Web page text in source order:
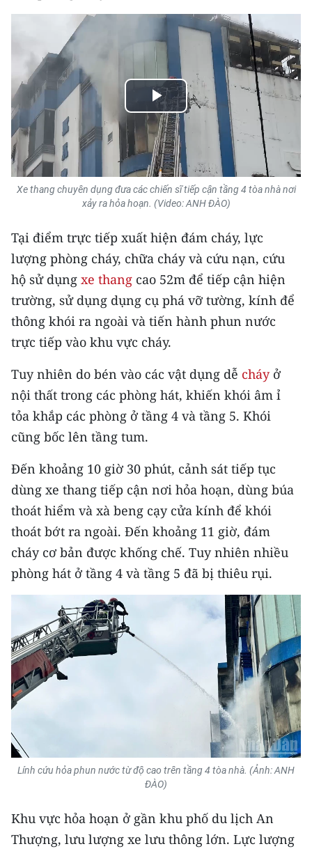
FRANÇAIS
РУССКИЙ
ESPAÑOL
한국어
Play
Video
Xe thang chuyên dụng đưa các chiến sĩ tiếp cận tầng 4 tòa nhà nơi
xảy ra hỏa hoạn. (Video: ANH ĐÀO)
Tại điểm trực tiếp xuất hiện đám cháy, lực
lượng phòng cháy, chữa cháy và cứu nạn, cứu
hộ sử dụng xe thang cao 52m để tiếp cận hiện
trường, sử dụng dụng cụ phá vỡ tường, kính để
thông khói ra ngoài và tiến hành phun nước
trực tiếp vào khu vực cháy.
Tuy nhiên do bén vào các vật dụng dễ cháyở
nội thất trong các phòng hát, khiến khói âm ỉ
tỏa khắp các phòng ở tầng 4 và tầng 5. Khói
cũng bốc lên tầng tum.
Đến khoảng 10 giờ 30 phút, cảnh sát tiếp tục
dùng xe thang tiếp cận nơi hỏa hoạn, dùng búa
thoát hiểm và xà beng cạy cửa kính để khói
thoát bớt ra ngoài. Đến khoảng 11 giờ, đám
cháy cơ bản được khống chế. Tuy nhiên nhiều
phòng hát ở tầng 4 và tầng 5 đã bị thiêu rụi.
Lính cứu hỏa phun nước từ độ cao trên tầng 4 tòa nhà. (Ảnh: ANH
ĐÀO)
Khu vực hỏa hoạn ở gần khu phố du lịch An
Thượng, lưu lượng xe lưu thông lớn. Lực lượng